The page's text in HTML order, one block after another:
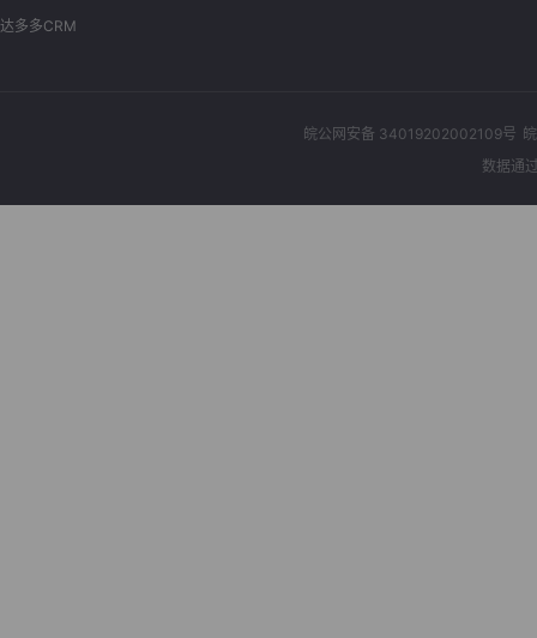
达多多CRM
皖公网安备 34019202002109号
数据通